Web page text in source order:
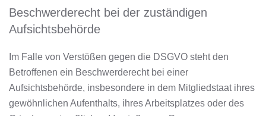
Beschwerde­recht bei der zuständigen
Aufsichts­behörde
Im Falle von Verstößen gegen die DSGVO steht den
Betroffenen ein Beschwerderecht bei einer
Aufsichtsbehörde, insbesondere in dem Mitgliedstaat ihres
gewöhnlichen Aufenthalts, ihres Arbeitsplatzes oder des